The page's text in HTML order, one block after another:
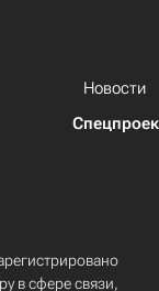
Новости
в сфере связи,